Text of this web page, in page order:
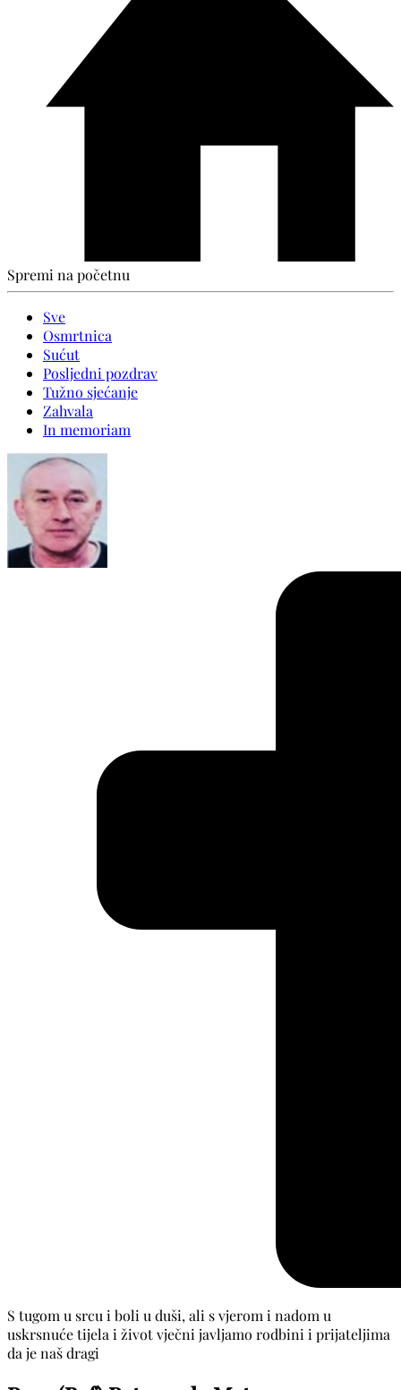
Spremi na početnu
Sve
Osmrtnica
Sućut
Posljedni pozdrav
Tužno sjećanje
Zahvala
In memoriam
S tugom u srcu i boli u duši, ali s vjerom i nadom u
uskrsnuće tijela i život vječni javljamo rodbini i prijateljima
da je naš dragi